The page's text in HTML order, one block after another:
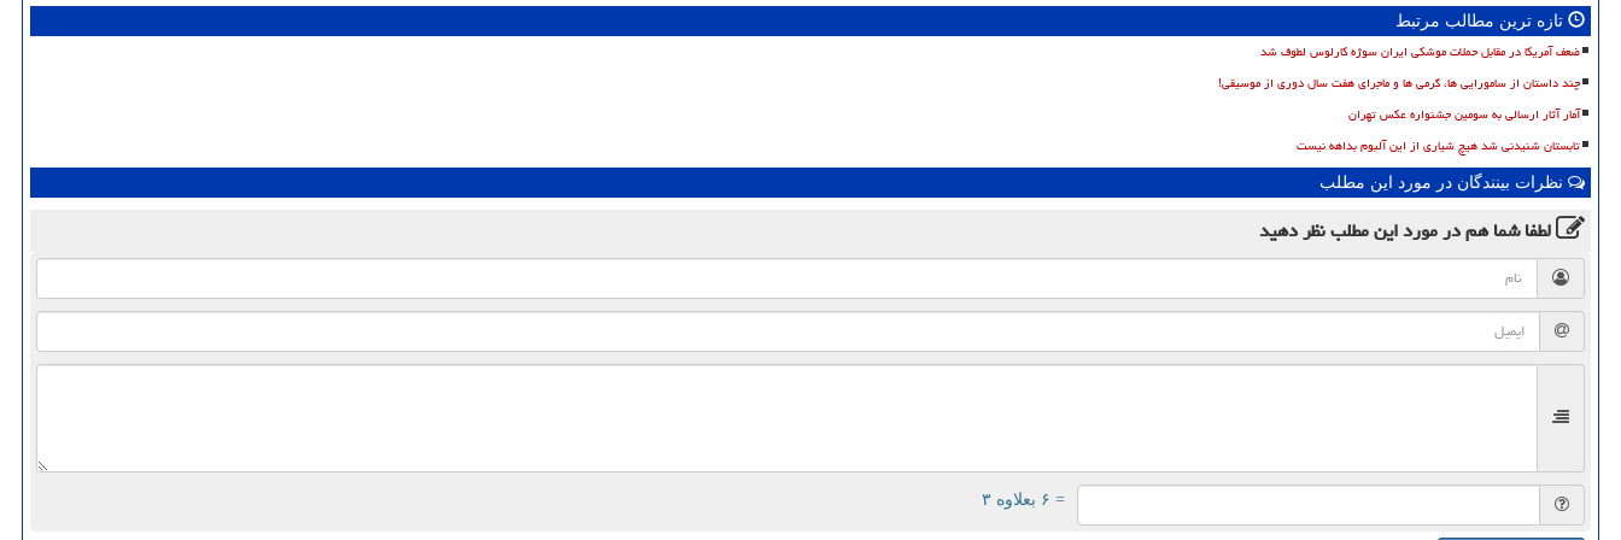
تازه ترین مطالب مرتبط
ضعف آمریکا در مقابل حملات موشکی ایران سوژه کارلوس لطوف شد
چند داستان از سامورایی ها، گرمی ها و ماجرای هفت سال دوری از موسیقی!
آمار آثار ارسالی به سومین جشنواره عکس تهران
تابستان شنیدنی شد هیچ شیاری از این آلبوم بداهه نیست
نظرات بینندگان در مورد این مطلب
لطفا شما همدر مورد این مطلبنظر دهید
= ۶ بعلاوه ۳